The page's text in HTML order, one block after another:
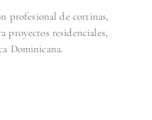
profesional de cortinas,
proyectos residenciales,
Dominicana.